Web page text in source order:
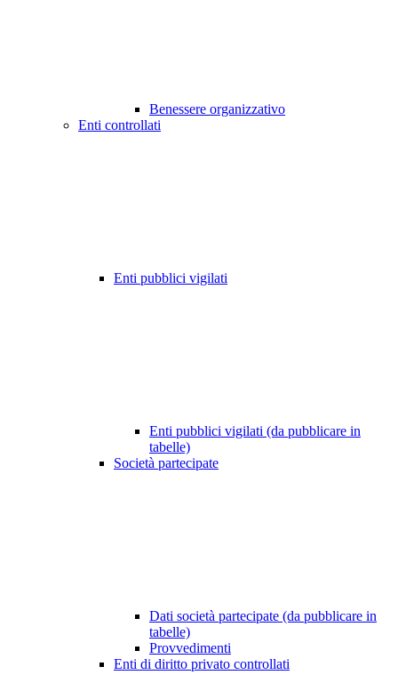
Benessere organizzativo
Enti controllati
Enti pubblici vigilati
Enti pubblici vigilati (da pubblicare in
tabelle)
Società partecipate
Dati società partecipate (da pubblicare in
tabelle)
Provvedimenti
Enti di diritto privato controllati